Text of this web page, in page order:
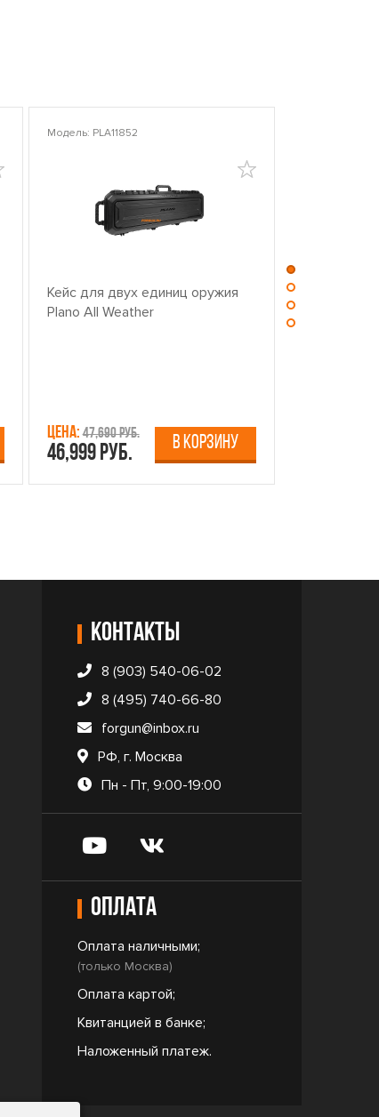
Модель: PLA11852
Кейс для двух единиц оружия
Plano All Weather
Цена:47,690 руб.
46,999 руб. В КОРЗИНУ
Контакты
8 (903) 540-06-02
8 (495) 740-66-80
forgun@inbox.ru
РФ, г. Москва
Пн - Пт, 9:00-19:00
Оплата
Оплата наличными;
(только Москва)
Оплата картой;
Квитанцией в банке;
Наложенный платеж.